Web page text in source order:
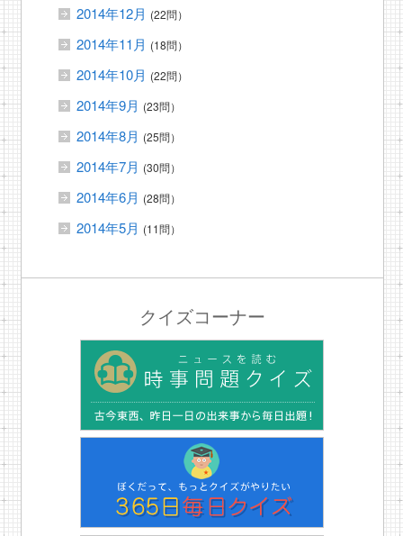
2014年12月 (22問）
2014年11月 (18問）
2014年10月 (22問）
2014年9月 (23問）
2014年8月 (25問）
2014年7月 (30問）
2014年6月 (28問）
2014年5月 (11問）
クイズコーナー